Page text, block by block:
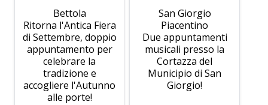
Bettola
Ritorna l'Antica Fiera
di Settembre, doppio
appuntamento per
celebrare la
tradizione e
accogliere l'Autunno
alle porte!
San Giorgio
Piacentino
Due appuntamenti
musicali presso la
Cortazza del
Municipio di San
Giorgio!